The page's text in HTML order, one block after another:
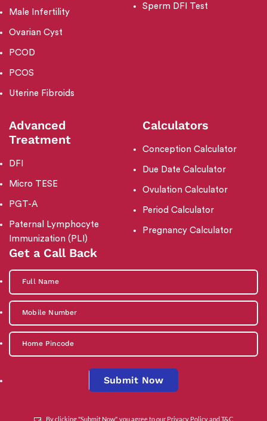
Male Infertility
Ovarian Cyst
PCOD
PCOS
Uterine Fibroids
Sperm DFI Test
Advanced
Treatment
DFI
Micro TESE
PGT-A
Paternal Lymphocyte
Immunization (PLI)
Calculators
Conception Calculator
Due Date Calculator
Ovulation Calculator
Period Calculator
Pregnancy Calculator
Get a Call Back
Submit Now
By clicking "Submit Now", you agree to our Privacy PolicyandT&C